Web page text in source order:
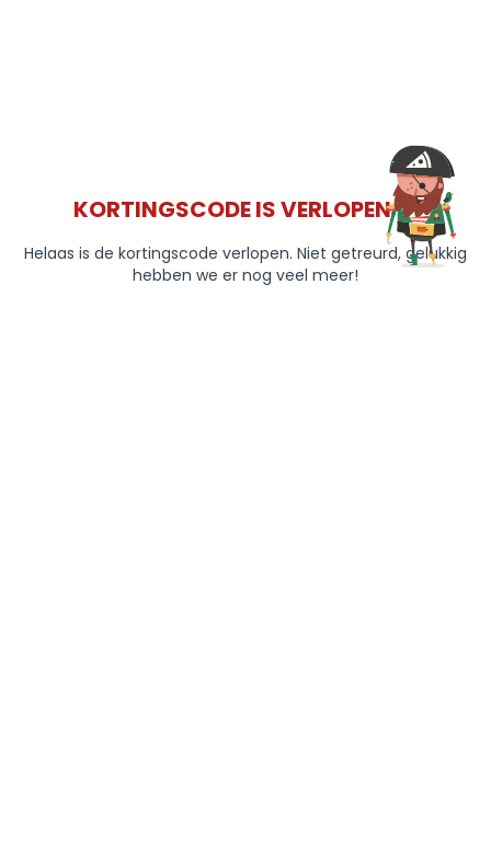
KORTINGSCODE IS VERLOPEN 😞
Helaas is de kortingscode verlopen. Niet getreurd, gelukkig
hebben we er nog veel meer!